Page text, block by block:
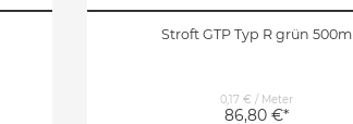
Stroft GTP Typ R grün 500m
0,17 € / Meter
86,80 €*